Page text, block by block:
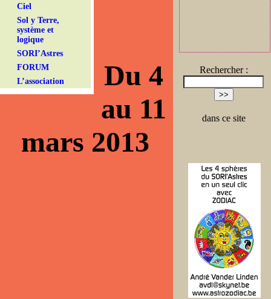
Ciel
Sol y Terre,
système et
logique
SORI’Astres
FORUM
L’association
Rechercher :
dans ce site
Du 4
au 11
mars 2013